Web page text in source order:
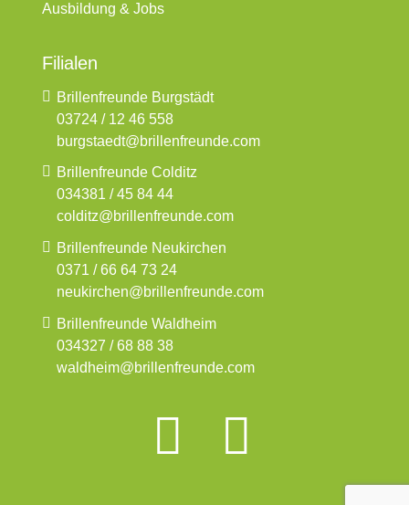
Ausbildung & Jobs
Filialen
Brillenfreunde Burgstädt
03724 / 12 46 558
burgstaedt@brillenfreunde.com
Brillenfreunde Colditz
034381 / 45 84 44
colditz@brillenfreunde.com
Brillenfreunde Neukirchen
0371 / 66 64 73 24
neukirchen@brillenfreunde.com
Brillenfreunde Waldheim
034327 / 68 88 38
waldheim@brillenfreunde.com